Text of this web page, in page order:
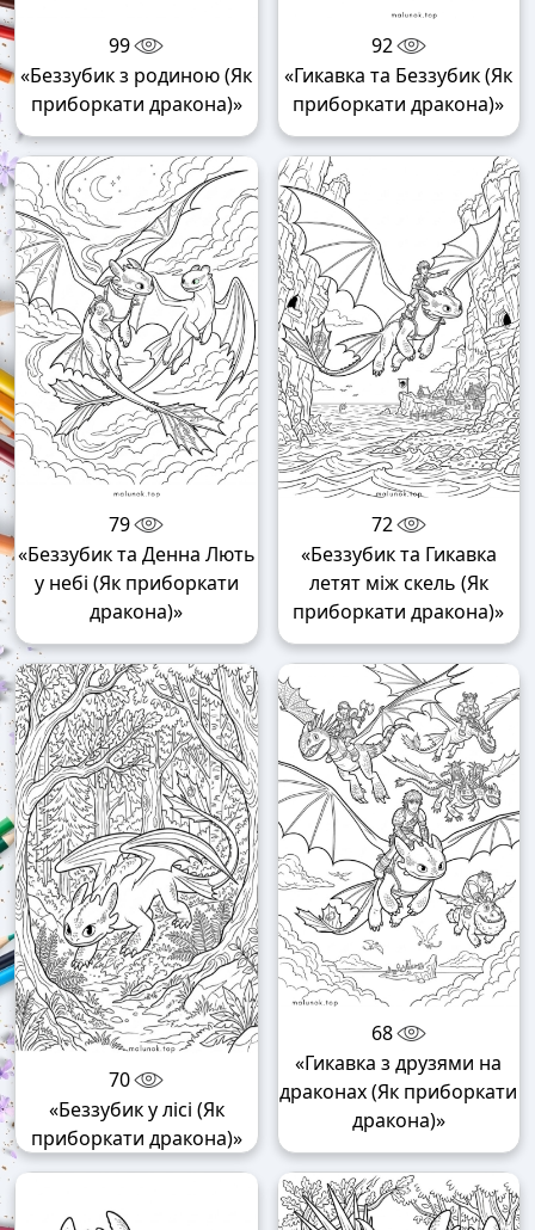
99
«Беззубик з родиною (Як
приборкати дракона)»
92
«Гикавка та Беззубик (Як
приборкати дракона)»
79
«Беззубик та Денна Лють
у небі (Як приборкати
дракона)»
72
«Беззубик та Гикавка
летят між скель (Як
приборкати дракона)»
70
«Беззубик у лісі (Як
приборкати дракона)»
68
«Гикавка з друзями на
драконах (Як приборкати
дракона)»